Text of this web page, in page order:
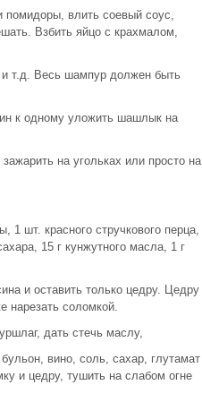
помидоры, влить соевый соус,
Взбить яйцо с крахмалом,
и т.д. Весь шампур должен быть
к одному уложить шашлык на
на угольках или просто на
1 шт. красного стручкового перца,
15 г кунжутного масла, 1 г
и оставить только цедру. Цедру
нарезать соломкой.
дать стечь маслу,
вино, соль, сахар, глутамат
и цедру, тушить на слабом огне